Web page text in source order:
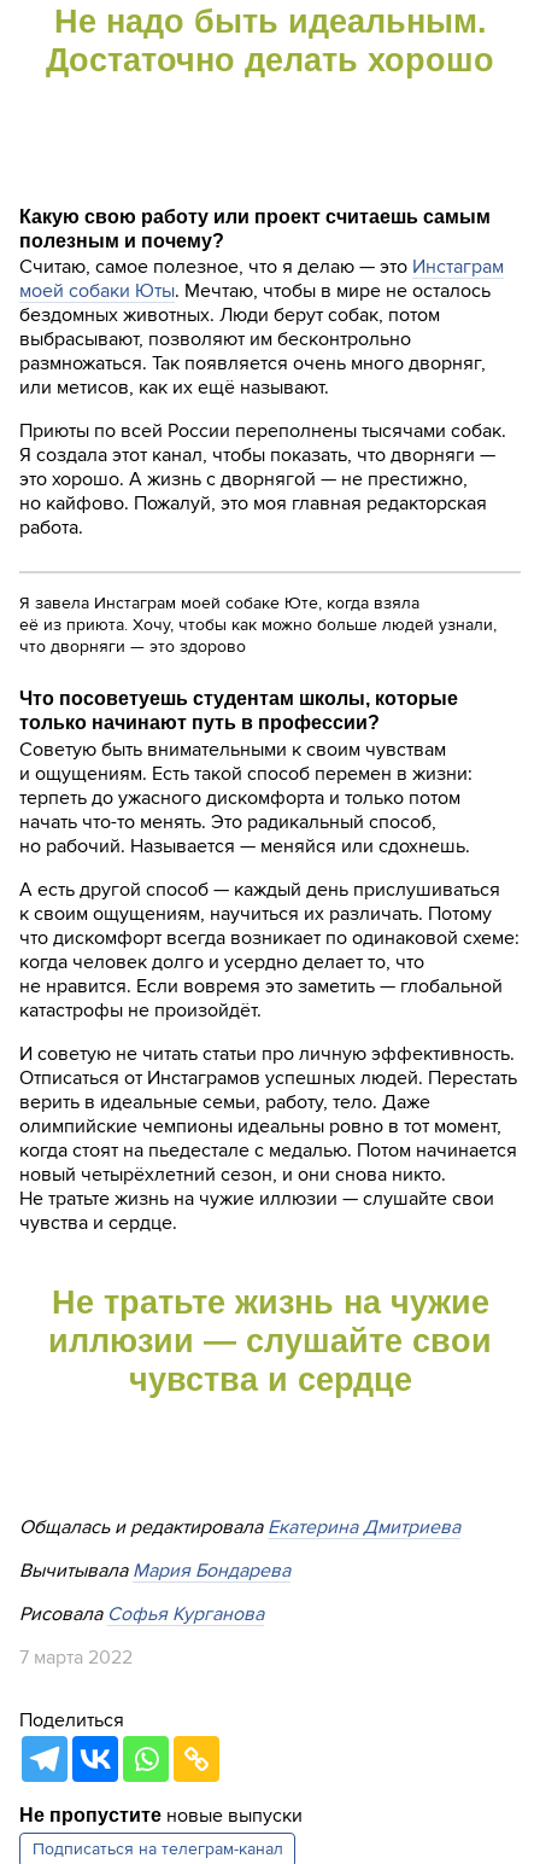
Не надо быть идеальным.
Достаточно делать хорошо
Какую свою работу или проект считаешь самым
полезным и почему?
Считаю, самое полезное, что я делаю — это Инстаграм
моей собаки Юты. Мечтаю, чтобы в мире не осталось
бездомных животных. Люди берут собак, потом
выбрасывают, позволяют им бесконтрольно
размножаться. Так появляется очень много дворняг,
или метисов, как их ещё называют.
Приюты по всей России переполнены тысячами собак.
Я создала этот канал, чтобы показать, что дворняги —
это хорошо. А жизнь с дворнягой — не престижно,
но кайфово. Пожалуй, это моя главная редакторская
работа.
Я завела Инстаграм моей собаке Юте, когда взяла
её из приюта. Хочу, чтобы как можно больше людей узнали,
что дворняги — это здорово
Что посоветуешь студентам школы, которые
только начинают путь в профессии?
Советую быть внимательными к своим чувствам
и ощущениям. Есть такой способ перемен в жизни:
терпеть до ужасного дискомфорта и только потом
начать что-то менять. Это радикальный способ,
но рабочий. Называется — меняйся или сдохнешь.
А есть другой способ — каждый день прислушиваться
к своим ощущениям, научиться их различать. Потому
что дискомфорт всегда возникает по одинаковой схеме:
когда человек долго и усердно делает то, что
не нравится. Если вовремя это заметить — глобальной
катастрофы не произойдёт.
И советую не читать статьи про личную эффективность.
Отписаться от Инстаграмов успешных людей. Перестать
верить в идеальные семьи, работу, тело. Даже
олимпийские чемпионы идеальны ровно в тот момент,
когда стоят на пьедестале с медалью. Потом начинается
новый четырёхлетний сезон, и они снова никто.
Не тратьте жизнь на чужие иллюзии — слушайте свои
чувства и сердце.
Не тратьте жизнь на чужие
иллюзии — слушайте свои
чувства и сердце
Общалась и редактировала Екатерина Дмитриева
Вычитывала Мария Бондарева
Рисовала Софья Курганова
7 марта 2022
Поделиться
Не пропустите новые выпуски
Подписаться на телеграм-канал